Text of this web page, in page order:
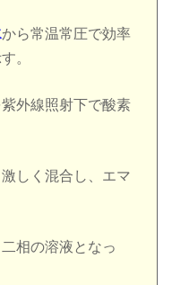
から常温常圧で効率
。
外線照射下で酸素
しく混合し、エマ
相の溶液となっ